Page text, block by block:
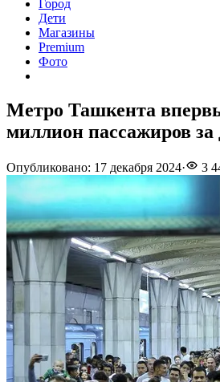
Город
Дети
Магазины
Premium
Фото
Метро Ташкента
миллион пассажиров за
Опубликовано: 17 декабря 2024· 3